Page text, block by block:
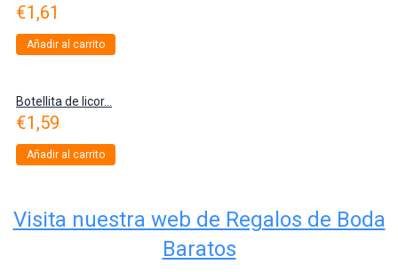
€1,61
Añadir al carrito
Botellita de licor...
€1,59
Añadir al carrito
Visita nuestra web de Regalos de Boda
Baratos